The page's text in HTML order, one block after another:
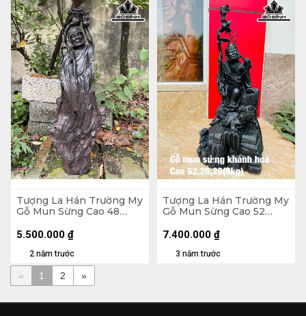
Tượng La Hán Trường My
Gỗ Mun Sừng Cao 48
2 năm trước
5.500.000 ₫
Tượng La Hán Trường My
Gỗ Mun Sừng Cao 52
3 năm trước
7.400.000 ₫
« 1 2 »